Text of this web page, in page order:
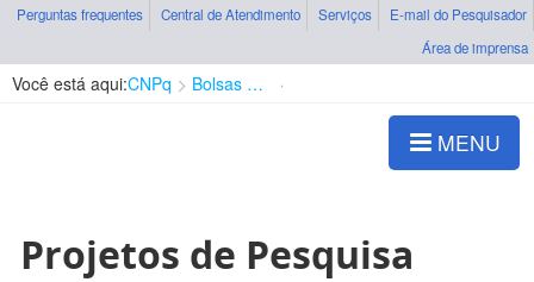
Perguntas frequentes Central de Atendimento Serviços
E-mail do Pesquisador
Área de imprensa
Você está aqui:CNPq Bolsas e Auxílios Vigentes
MENU
Projetos de Pesquisa